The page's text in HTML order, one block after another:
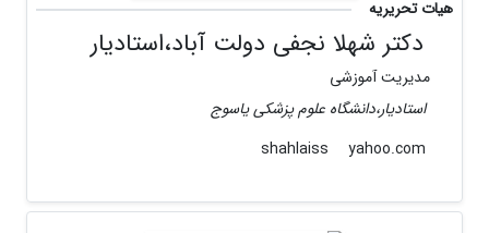
هیات تحریریه
دکتر شهلا نجفی دولت آباد،استادیار
مدیریت آموزشی
استادیار،دانشگاه علوم پزشکی یاسوج
yahoo.com